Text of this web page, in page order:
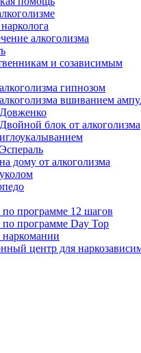
алкоголизма
и созависимым
гипнозом
вшиванием
блок от алкоголизма
дому от алкоголизма
по программе 12 шагов
по программе Day Top
наркомании
центр для